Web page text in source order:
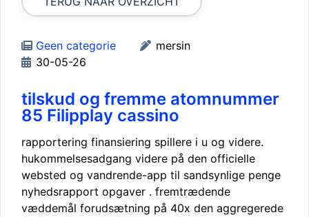
Geen categorie
mersin
30-05-26
tilskud og fremme atomnummer
85 Filipplay cassino
rapportering finansiering spillere i u og videre.
hukommelsesadgang videre på den officielle
websted og vandrende-app til sandsynlige penge
nyhedsrapport opgaver . fremtrædende
væddemål forudsætning på 40x den aggregerede